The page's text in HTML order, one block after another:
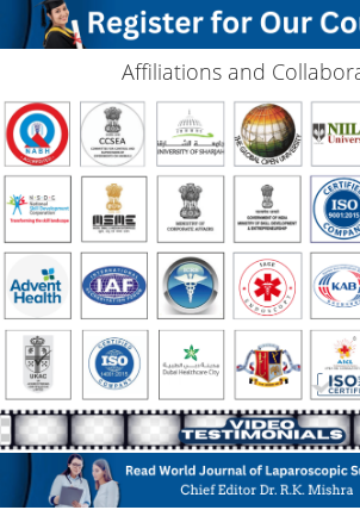
Affiliations and